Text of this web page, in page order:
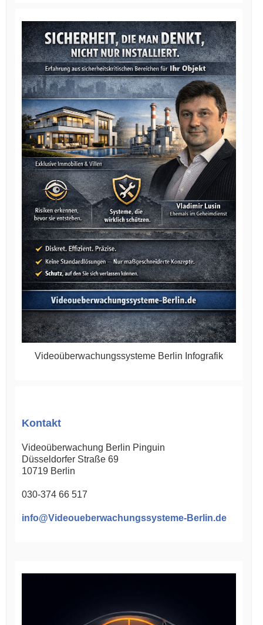
Videoüberwachungssysteme Berlin Infografik
Kontakt
Videoüberwachung Berlin Pinguin
Düsseldorfer Straße 69
10719 Berlin
030-374 66 517
info@Videoueberwachungssysteme-Berlin.de